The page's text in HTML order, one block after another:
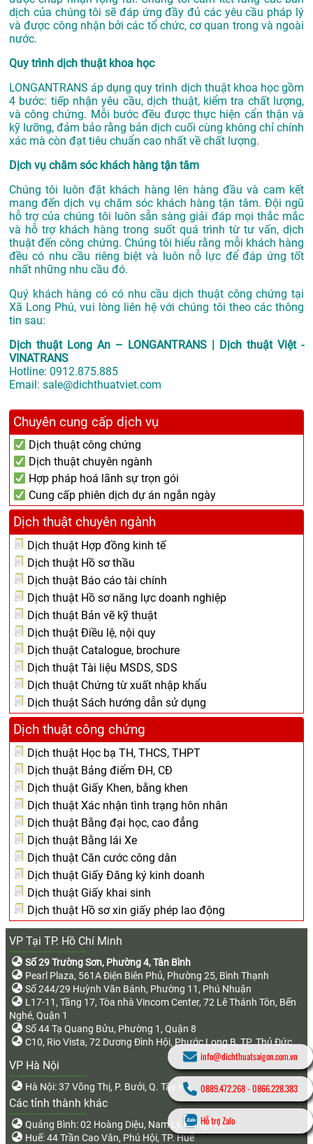
dịch của chúng tôi sẽ đáp ứng đầy đủ các yêu cầu pháp lý
và được công nhận bởi các tổ chức, cơ quan trong và ngoài
nước.
Quy trình dịch thuật khoa học
LONGANTRANS áp dụng quy trình dịch thuật khoa học gồm
4 bước: tiếp nhận yêu cầu, dịch thuật, kiểm tra chất lượng,
và công chứng. Mỗi bước đều được thực hiện cẩn thận và
kỹ lưỡng, đảm bảo rằng bản dịch cuối cùng không chỉ chính
xác mà còn đạt tiêu chuẩn cao nhất về chất lượng.
Dịch vụ chăm sóc khách hàng tận tâm
Chúng tôi luôn đặt khách hàng lên hàng đầu và cam kết
mang đến dịch vụ chăm sóc khách hàng tận tâm. Đội ngũ
hỗ trợ của chúng tôi luôn sẵn sàng giải đáp mọi thắc mắc
và hỗ trợ khách hàng trong suốt quá trình từ tư vấn, dịch
thuật đến công chứng. Chúng tôi hiểu rằng mỗi khách hàng
đều có nhu cầu riêng biệt và luôn nỗ lực để đáp ứng tốt
nhất những nhu cầu đó.
Quý khách hàng có có nhu cầu dịch thuật công chứng tại
Xã Long Phú, vui lòng liên hệ với chúng tôi theo các thông
tin sau:
Dịch thuật Long An – LONGANTRANS | Dịch thuật Việt -
VINATRANS
Hotline: 0912.875.885
Email: sale@dichthuatviet.com
Chuyên cung cấp dịch vụ
Dịch thuật công chứng
Dịch thuật chuyên ngành
Hợp pháp hoá lãnh sự trọn gói
Cung cấp phiên dịch dự án ngắn ngày
Dịch thuật chuyên ngành
Dịch thuật Hợp đồng kinh tế
Dịch thuật Hồ sơ thầu
Dịch thuật Báo cáo tài chính
Dịch thuật Hồ sơ năng lực doanh nghiệp
Dịch thuật Bản vẽ kỹ thuật
Dịch thuật Điều lệ, nội quy
Dịch thuật Catalogue, brochure
Dịch thuật Tài liệu MSDS, SDS
Dịch thuật Chứng từ xuất nhập khẩu
Dịch thuật Sách hướng dẫn sử dụng
Dịch thuật công chứng
Dịch thuật Học bạ TH, THCS, THPT
Dịch thuật Bảng điểm ĐH, CĐ
Dịch thuật Giấy Khen, bằng khen
Dịch thuật Xác nhận tình trạng hôn nhân
Dịch thuật Bằng đại học, cao đẳng
Dịch thuật Bằng lái Xe
Dịch thuật Căn cước công dân
Dịch thuật Giấy Đăng ký kinh doanh
Dịch thuật Giấy khai sinh
Dịch thuật Hồ sơ xin giấy phép lao động
VP Tại TP. Hồ Chí Minh
Số 29 Trường Sơn, Phường 4, Tân Bình
Pearl Plaza, 561A Điện Biên Phủ, Phường 25, Bình Thạnh
Số 244/29 Huỳnh Văn Bánh, Phường 11, Phú Nhuận
L17-11, Tầng 17, Tòa nhà Vincom Center, 72 Lê Thánh Tôn, Bến
Nghé, Quận 1
Số 44 Tạ Quang Bửu, Phường 1, Quận 8
C10, Rio Vista, 72 Dương Đình Hội, Phước Long B, TP. Thủ Đức
VP Hà Nội
Hà Nội: 37 Võng Thị, P. Bưởi, Q. Tây Hồ
Các tỉnh thành khác
Quảng Bình: 02 Hoàng Diệu, Nam Lý, Đồng Hới
Huế: 44 Trần Cao Vân, Phú Hội, TP. Huế
info@dichthuatsaigon.com.vn
0889.472.268-0866.228.383
Hỗ trợ Zalo